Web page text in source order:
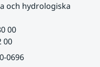
och hydrologiska
00
00
0696